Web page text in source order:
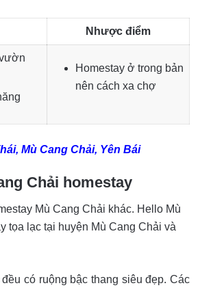
Nhược điểm
Homestay ở trong bản
nên cách xa chợ
Mù Cang Chải, Yên Bái
Chải homestay
Mù Cang Chải khác. Hello Mù
tọa lạc tại huyện Mù Cang Chải và
có ruộng bậc thang siêu đẹp. Các